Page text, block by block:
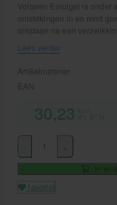
Voltaren Emulgel is onder
ontstekingen in en rond
ontstaan na een
Lees verder
Artikelnummer
EAN
30,23
In
favoriet